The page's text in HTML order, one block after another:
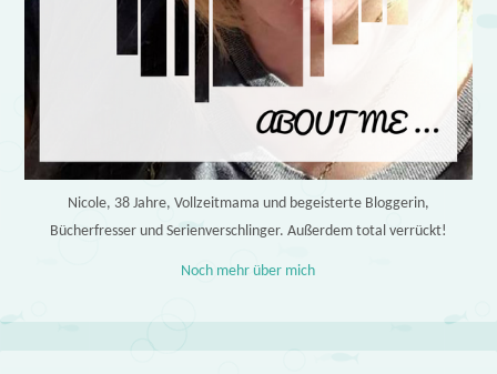
Nicole, 38 Jahre, Vollzeitmama und begeisterte Bloggerin,
Bücherfresser und Serienverschlinger. Außerdem total verrückt!
Noch mehr über mich